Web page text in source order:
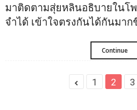
มาติดตามสุ่ยหลินอธิบายในโ
จำได้ เข้าใจตรงกันได้กันมา
Continue
1 2 3